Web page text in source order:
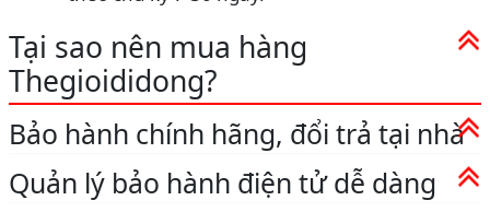
Tại sao nên mua hàng
Thegioididong?
Bảo hành chính hãng, đổi trả tại nhà
Quản lý bảo hành điện tử dễ dàng